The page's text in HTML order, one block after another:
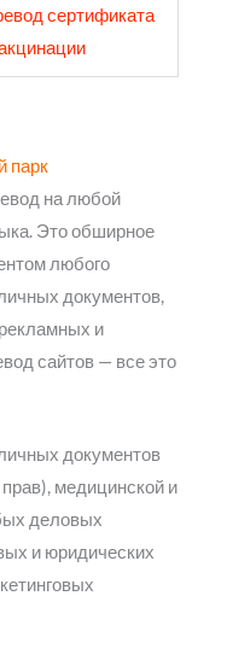
сертификата
парк
на любой
Это обширное
любого
документов,
и
сайтов — все это
документов
медицинской и
деловых
и юридических